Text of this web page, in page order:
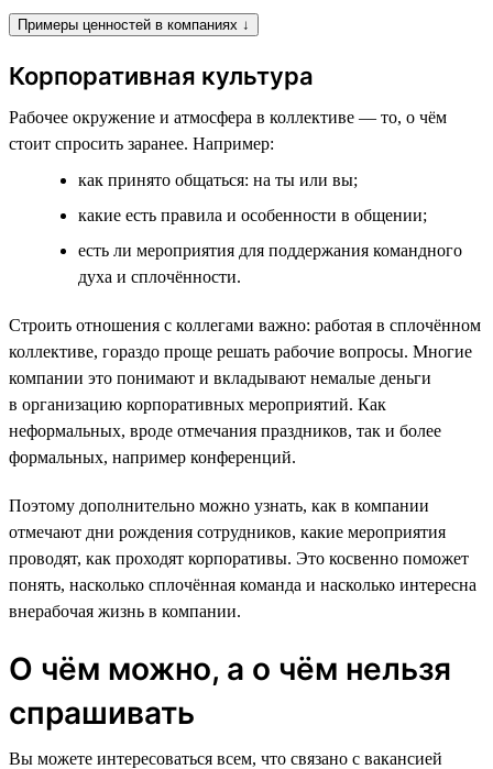
Примеры ценностей в компаниях ↓
Корпоративная культура
Рабочее окружение и атмосфера в коллективе — то, о чём
стоит спросить заранее. Например:
как принято общаться: на ты или вы;
какие есть правила и особенности в общении;
есть ли мероприятия для поддержания командного
духа и сплочённости.
Строить отношения с коллегами важно: работая в сплочённом
коллективе, гораздо проще решать рабочие вопросы. Многие
компании это понимают и вкладывают немалые деньги
в организацию корпоративных мероприятий. Как
неформальных, вроде отмечания праздников, так и более
формальных, например конференций.
Поэтому дополнительно можно узнать, как в компании
отмечают дни рождения сотрудников, какие мероприятия
проводят, как проходят корпоративы. Это косвенно поможет
понять, насколько сплочённая команда и насколько интересна
внерабочая жизнь в компании.
О чём можно, а о чём нельзя
спрашивать
Вы можете интересоваться всем, что связано с вакансией